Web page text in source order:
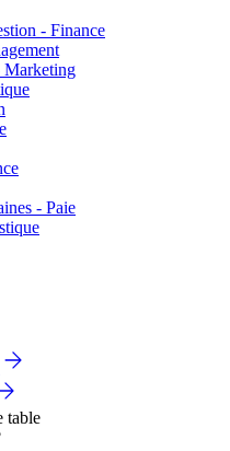
- Finance
Marketing
- Paie